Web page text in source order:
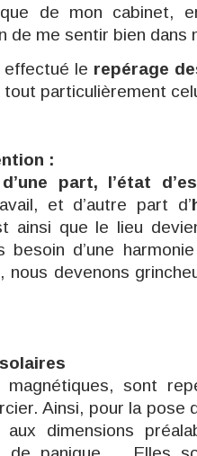
de mon cabinet,
de me sentir bien dans
effectué le repérage
particulièrement
:
part, l’état
et d’autre part d’
ainsi que le lieu
besoin d’une
nous devenons
sont
Ainsi, pour la
dimensions